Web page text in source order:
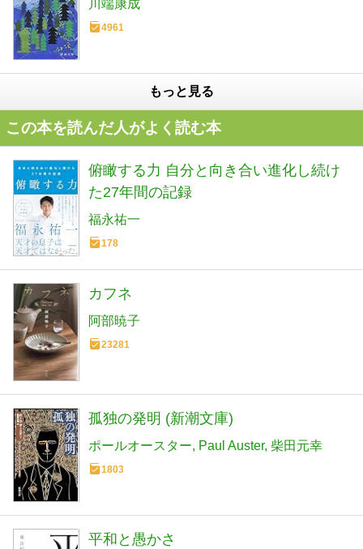
川端康成
4961
もっと見る
この本を読んだ人がよく読む本
俯瞰する力 自分と向き合い進化し続け
た27年間の記録
福永祐一
178
カフネ
阿部暁子
23281
孤独の発明 (新潮文庫)
ポールオースター Paul Auster 柴田元幸
1803
平和と愚かさ